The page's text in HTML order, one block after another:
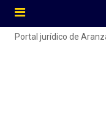
Portal jurídico de